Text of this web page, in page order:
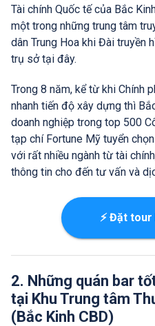
Tài chính Quốc tế của Bắc
một trong những trung tâm
dân Trung Hoa khi Đài truyền
trụ sở tại đây.
Trong 8 năm, kể từ khi Chính
nhanh tiến độ xây dựng thì
doanh nghiệp trong top 500
tạp chí Fortune Mỹ tuyển
với rất nhiều ngành từ tài
thông tin cho đến tư vấn và
⚡ Đặt tour
2. Những quán bar
tại Khu Trung tâm
(Bắc Kinh CBD)